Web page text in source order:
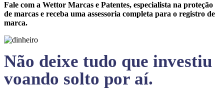
Fale com a Wettor Marcas e Patentes, especialista na proteção
de marcas e receba uma assessoria completa para o registro de
marca.
Não deixe tudo que investiu
voando solto por aí.